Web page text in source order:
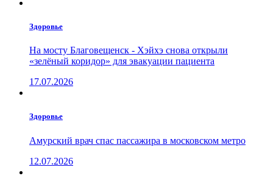
Здоровье
На мосту Благовещенск - Хэйхэ снова открыли
«зелёный коридор» для эвакуации пациента
17.07.2026
Здоровье
Амурский врач спас пассажира в московском метро
12.07.2026